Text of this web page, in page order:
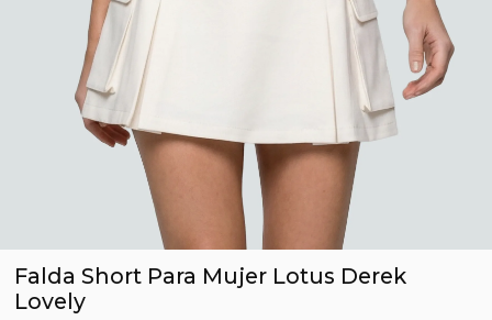
Falda Short Para Mujer Lotus Derek
Lovely